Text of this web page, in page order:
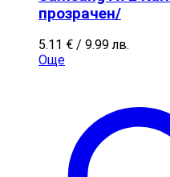
прозрачен/
5.11 € / 9.99 лв.
Още